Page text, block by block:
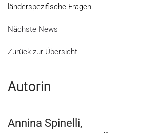
länderspezifische Fragen.
Nächste News
Zurück zur Übersicht
Autorin
Annina Spinelli,